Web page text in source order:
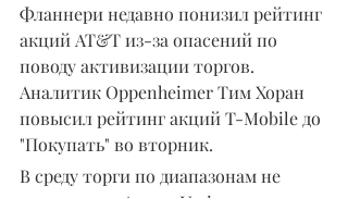
Фланнери недавно понизил рейтинг
акций AT&T из-за опасений по
поводу активизации торгов.
Аналитик Oppenheimer Тим Хоран
повысил рейтинг акций T-Mobile до
"Покупать" во вторник.
В среду торги по диапазонам не